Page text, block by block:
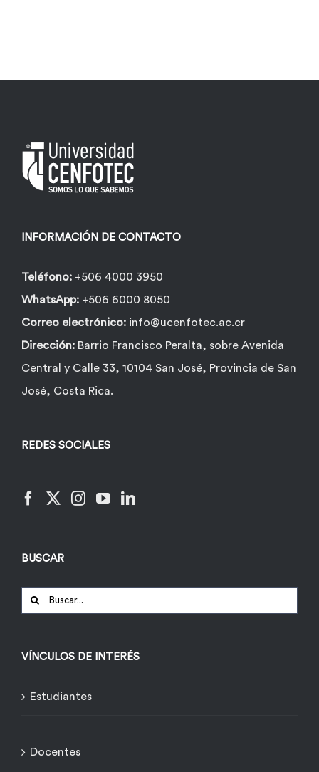
INFORMACIÓN DE CONTACTO
Teléfono: +506 4000 3950
WhatsApp: +506 6000 8050
Correo electrónico: info@ucenfotec.ac.cr
Dirección: Barrio Francisco Peralta, sobre Avenida
Central y Calle 33, 10104 San José, Provincia de San
José, Costa Rica.
REDES SOCIALES
BUSCAR
Buscar:
VÍNCULOS DE INTERÉS
Estudiantes
Docentes